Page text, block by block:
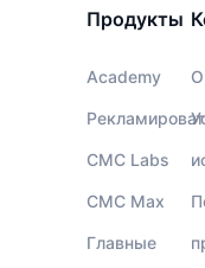
Продукты
Academy
CMC Labs
CMC Max
Главные
О